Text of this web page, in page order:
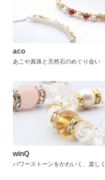
aco
あこや真珠と天然石のめぐり会い
winQ
パワーストーンをかわいく、楽しく